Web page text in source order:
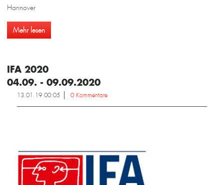
Hannover
Mehr lesen
IFA 2020
04.09. - 09.09.2020
13.01.19 00:05 0 Kommentare